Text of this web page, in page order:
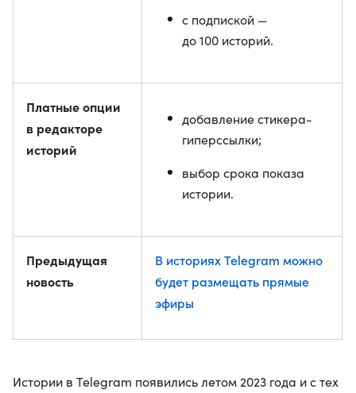
с подпиской —
до 100 историй.
Платные опции
в редакторе
историй
добавление стикера-
гиперссылки;
выбор срока показа
истории.
Предыдущая
новость
В историях Telegram можно
будет размещать прямые
эфиры
Истории в Telegram появились летом 2023 года и с тех